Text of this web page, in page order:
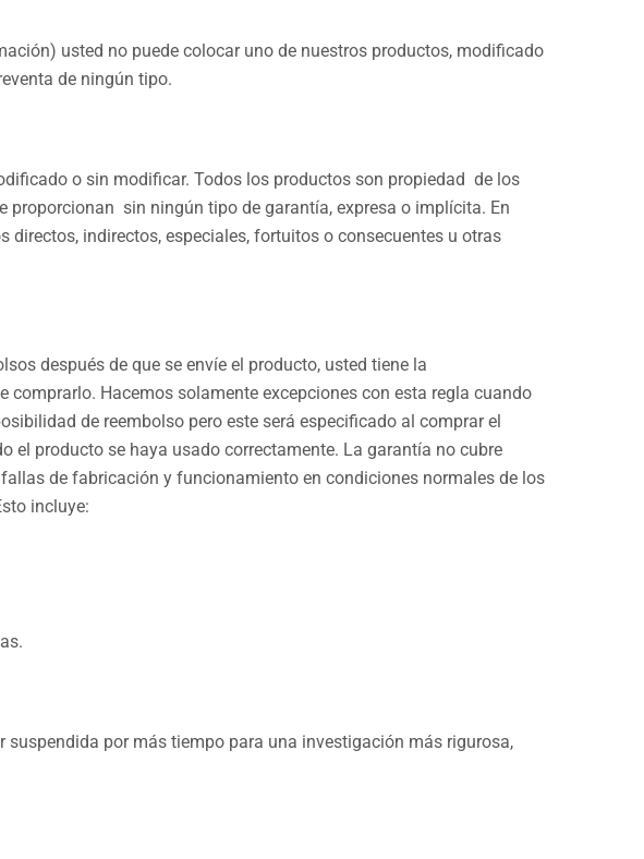
usted no puede colocar uno de nuestros productos, modificado
de ningún tipo.
o sin modificar. Todos los productos son propiedad de los
proporcionan sin ningún tipo de garantía, expresa o implícita. En
indirectos, especiales, fortuitos o consecuentes u otras
después de que se envíe el producto, usted tiene la
Hacemos solamente excepciones con esta regla cuando
de reembolso pero este será especificado al comprar el
producto se haya usado correctamente. La garantía no cubre
de fabricación y funcionamiento en condiciones normales de los
incluye:
por más tiempo para una investigación más rigurosa,